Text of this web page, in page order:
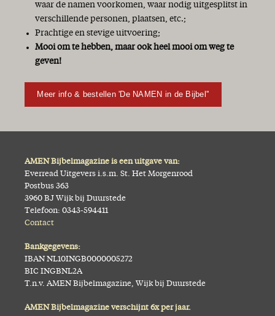
waar de namen voorkomen, waar nodig uitgesplitst in
verschillende personen, plaatsen, etc.;
Prachtige en stevige uitvoering;
Mooi om te hebben, maar ook heel mooi om weg te
geven!
Meer info & bestellen 'De NAMEN in de Bijbel''
AMEN Bijbelmagazine is een uitgave van:
Everread Uitgevers i.s.m. St. Het Morgenrood
Postbus 363
3960 BJ Wijk bij Duurstede
Telefoon: 0343-594411
Contact
Bankgegevens:
IBAN NL10INGB0000005272
BIC INGBNL2A
T.n.v. AMEN Bijbelmagazine, Wijk bij Duurstede
AMEN Bijbelmagazine verschijnt 6x per jaar.